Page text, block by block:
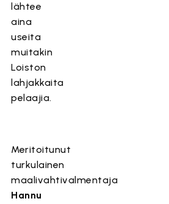
lähtee
aina
useita
muitakin
Loiston
lahjakkaita
pelaajia.
Meritoitunut
turkulainen
maalivahtivalmentaja
Hannu